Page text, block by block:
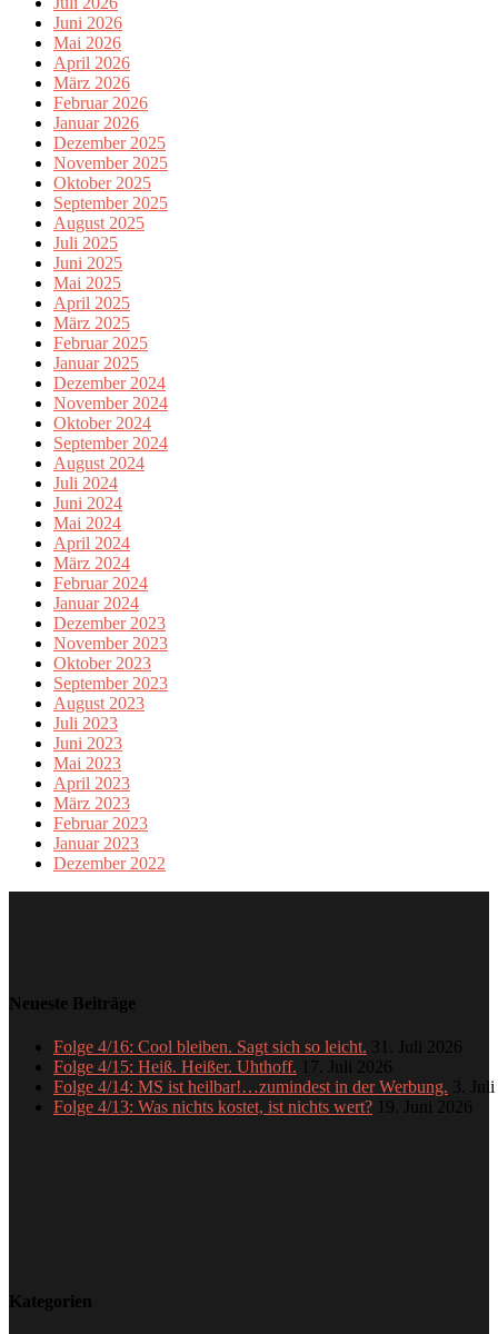
Juni 2026
Mai 2026
April 2026
März 2026
Februar 2026
Januar 2026
Dezember 2025
November 2025
Oktober 2025
September 2025
August 2025
Juli 2025
Juni 2025
Mai 2025
April 2025
März 2025
Februar 2025
Januar 2025
Dezember 2024
November 2024
Oktober 2024
September 2024
August 2024
Juli 2024
Juni 2024
Mai 2024
April 2024
März 2024
Februar 2024
Januar 2024
Dezember 2023
November 2023
Oktober 2023
September 2023
August 2023
Juli 2023
Juni 2023
Mai 2023
April 2023
März 2023
Februar 2023
Januar 2023
Dezember 2022
Neueste Beiträge
Folge 4/16: Cool bleiben. Sagt sich so leicht. 31. Juli 2026
Folge 4/15: Heiß. Heißer. Uhthoff. 17. Juli 2026
Folge 4/14: MS ist heilbar!…zumindest in der Werbung. 3.
Folge 4/13: Was nichts kostet, ist nichts wert? 19. Juni 2026
Kategorien